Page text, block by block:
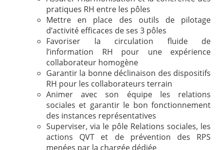
pratiques RH entre les pôles
Mettre en place des outils de pilotage
d’activité efficaces de ses 3 pôles
Favoriser la circulation fluide de
l’information RH pour une expérience
collaborateur homogène
Garantir la bonne déclinaison des dispositifs
RH pour les collaborateurs terrain
Animer avec son équipe les relations
sociales et garantir le bon fonctionnement
des instances représentatives
Superviser, via le pôle Relations sociales, les
actions QVT et de prévention des RPS
menées par la chargée dédiée